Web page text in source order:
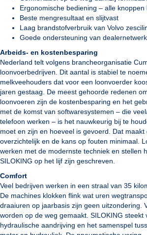
Ergonomische bediening – alle knoppen
Beste mengresultaat en slijtvast
Laag brandstofverbruik van Volvo
Goede ondersteuning van
Arbeids- en kostenbesparing
Nederland telt volgens brancheorganisatie
loonvoerbedrijven. Dit aantal is stabiel te
melkveehouders dat voor een loonvoerder
jaren gestaag. De meest gehoorde redenen
loonvoeren zijn de kostenbesparing en het
met de komst van softwaresystemen – die
telefoon werken – is het nauwkeurig bij te
moet en zijn en hoeveel is gevoerd. Dat
overzichtelijk en de kans op fouten minimaal.
werken met de modernste techniek en stellen
SILOKING op het lijf zijn geschreven.
Comfort
Veel bedrijven werken in een straal van 35
De machines klokken flink wat uren
draaiuren op jaarbasis zijn geen uitzondering.
worden op de weg gemaakt. SILOKING steekt
hydraulische aandrijving en het samenspel